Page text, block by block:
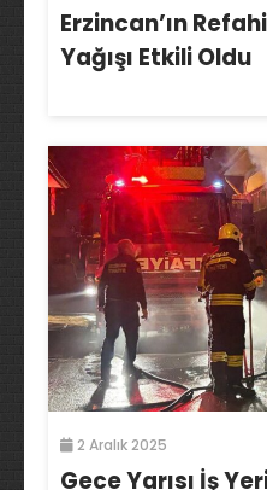
Erzincan’ın
Yağışı Etkili Oldu
2 Aralık 2025
Gece Yarısı İş